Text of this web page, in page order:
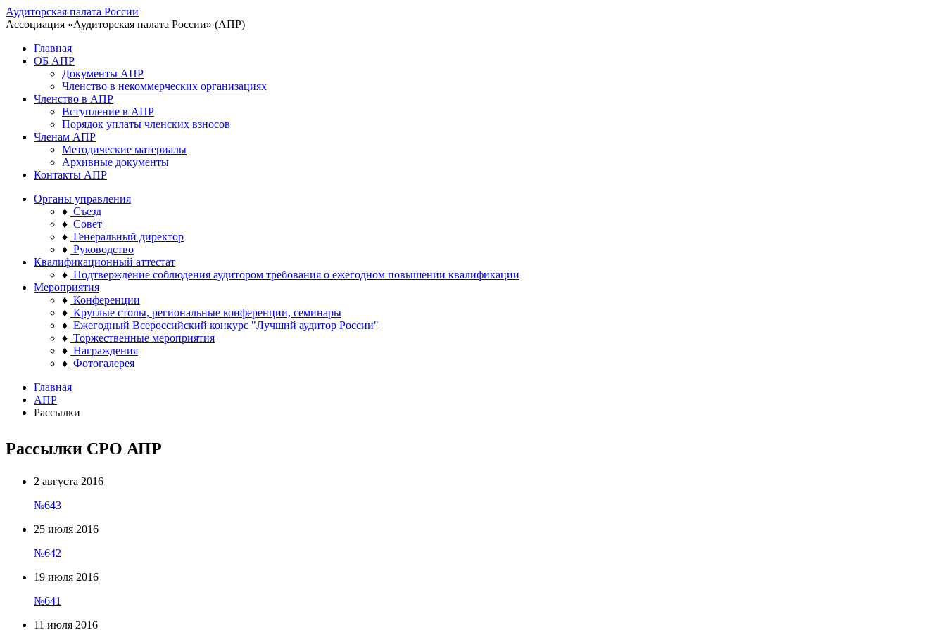
Аудиторская палата России
Ассоциация «Аудиторская палата России» (АПР)
Главная
ОБ АПР
Документы АПР
Членство в некоммерческих организациях
Членство в АПР
Вступление в АПР
Порядок уплаты членских взносов
Членам АПР
Методические материалы
Архивные документы
Контакты АПР
Органы управления
♦ Съезд
♦ Совет
♦ Генеральный директор
♦ Руководство
Квалификационный аттестат
♦ Подтверждение соблюдения аудитором требования о ежегодном повышении квалификации
Мероприятия
♦ Конференции
♦ Круглые столы, региональные конференции, семинары
♦ Ежегодный Всероссийский конкурс "Лучший аудитор России"
♦ Торжественные мероприятия
♦ Награждения
♦ Фотогалерея
Главная
АПР
Рассылки
Рассылки СРО АПР
2 августа 2016
№643
25 июля 2016
№642
19 июля 2016
№641
11 июля 2016